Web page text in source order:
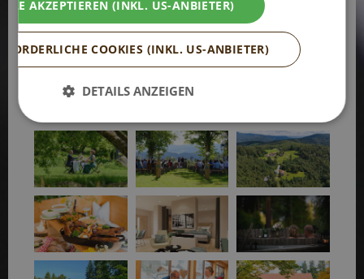
27 km 2.9 km
2.9 km
Brautpaaren einen einzigart
WEITERLESEN....
Hotel
AKZEPTIEREN (INKL. US-ANBIETER)
COOKIES (INKL. US-ANBIETER)
DETAILS ANZEIGEN